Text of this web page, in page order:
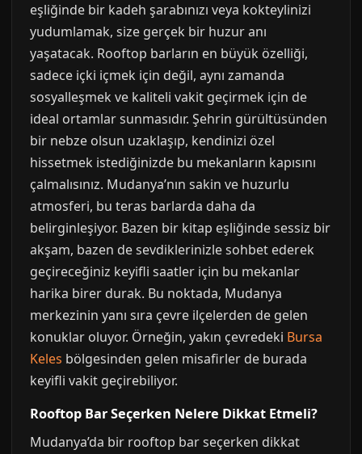
eşliğinde bir kadeh şarabınızı veya kokteylinizi
yudumlamak, size gerçek bir huzur anı
yaşatacak. Rooftop barların en büyük özelliği,
sadece içki içmek için değil, aynı zamanda
sosyalleşmek ve kaliteli vakit geçirmek için de
ideal ortamlar sunmasıdır. Şehrin gürültüsünden
bir nebze olsun uzaklaşıp, kendinizi özel
hissetmek istediğinizde bu mekanların kapısını
çalmalısınız. Mudanya’nın sakin ve huzurlu
atmosferi, bu teras barlarda daha da
belirginleşiyor. Bazen bir kitap eşliğinde sessiz bir
akşam, bazen de sevdiklerinizle sohbet ederek
geçireceğiniz keyifli saatler için bu mekanlar
harika birer durak. Bu noktada, Mudanya
merkezinin yanı sıra çevre ilçelerden de gelen
konuklar oluyor. Örneğin, yakın çevredeki Bursa
Keles bölgesinden gelen misafirler de burada
keyifli vakit geçirebiliyor.
Rooftop Bar Seçerken Nelere Dikkat Etmeli?
Mudanya’da bir rooftop bar seçerken dikkat